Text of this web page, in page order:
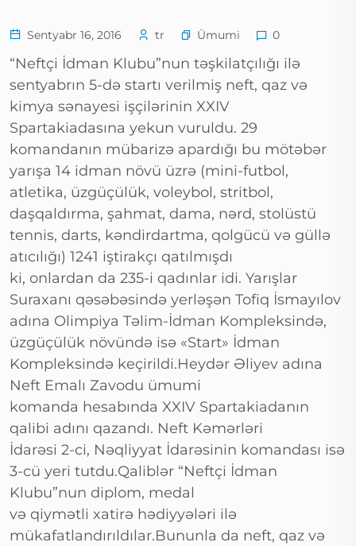
Sentyabr 16, 2016 tr Ümumi 0
“Neftçi İdman Klubu”nun təşkilatçılığı ilə
sentyabrın 5-də startı verilmiş neft, qaz və
kimya sənayesi işçilərinin XXIV
Spartakiadasına yekun vuruldu. 29
komandanın mübarizə apardığı bu mötəbər
yarışa 14 idman növü üzrə (mini-futbol,
atletika, üzgüçülük, voleybol, stritbol,
daşqaldırma, şahmat, dama, nərd, stolüstü
tennis, darts, kəndirdartma, qolgücü və güllə
atıcılığı) 1241 iştirakçı qatılmışdı
ki, onlardan da 235-i qadınlar idi. Yarışlar
Suraxanı qəsəbəsində yerləşən Tofiq İsmayılov
adına Olimpiya Təlim-İdman Kompleksində,
üzgüçülük növündə isə «Start» İdman
Kompleksində keçirildi.Heydər Əliyev adına
Neft Emalı Zavodu ümumi
komanda hesabında XXIV Spartakiadanın
qalibi adını qazandı. Neft Kəmərləri
İdarəsi 2-ci, Nəqliyyat İdarəsinin komandası isə
3-cü yeri tutdu.Qaliblər “Neftçi İdman
Klubu”nun diplom, medal
və qiymətli xatirə hədiyyələri ilə
mükafatlandırıldılar.Bununla da neft, qaz və